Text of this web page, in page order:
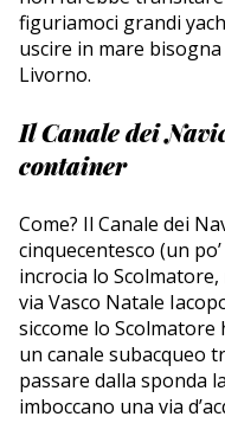
figuriamoci grandi
uscire in mare
Livorno.
Il Canale dei
container
Come? Il Canale dei
cinquecentesco (un
incrocia lo
via Vasco Natale
siccome lo Scolmatore
un canale subacqueo
passare dalla sponda
imboccano una via